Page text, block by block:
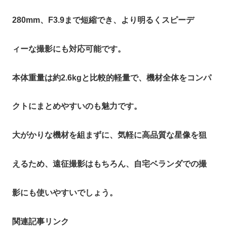
280mm、F3.9まで短縮でき、より明るくスピーデ
ィーな撮影にも対応可能です。
本体重量は約2.6kgと比較的軽量で、機材全体をコンパ
クトにまとめやすいのも魅力です。
大がかりな機材を組まずに、気軽に高品質な星像を狙
えるため、遠征撮影はもちろん、自宅ベランダでの撮
影にも使いやすいでしょう。
関連記事リンク